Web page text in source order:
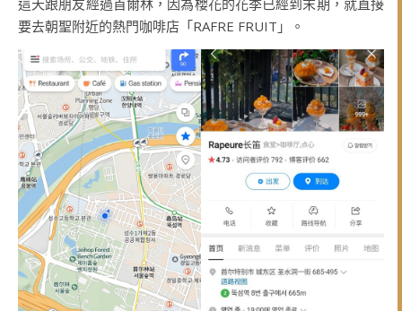
要去朝聖附近的熱門咖啡店「RAFRE FRUIT」。